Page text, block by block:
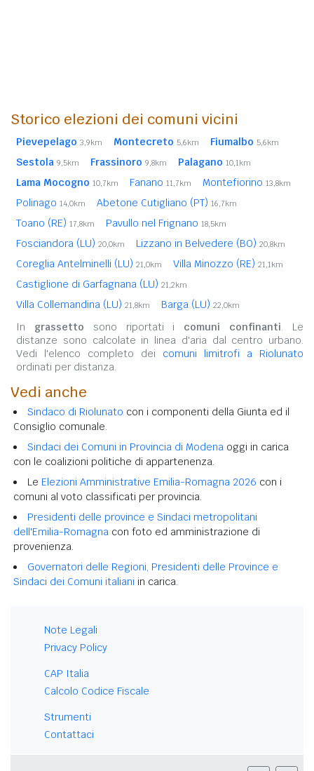
Storico elezioni dei comuni vicini
Pievepelago 3,9km Montecreto 5,6km Fiumalbo 5,6km
Sestola 9,5km Frassinoro 9,8km Palagano 10,1km
Lama Mocogno 10,7km Fanano 11,7km Montefiorino 13,8km
Polinago 14,0km Abetone Cutigliano (PT) 16,7km
Toano (RE) 17,8km Pavullo nel Frignano 18,5km
Fosciandora (LU) 20,0km Lizzano in Belvedere (BO) 20,8km
Coreglia Antelminelli (LU) 21,0km Villa Minozzo (RE) 21,1km
Castiglione di Garfagnana (LU) 21,2km
Villa Collemandina (LU) 21,8km Barga (LU) 22,0km
In grassetto sono riportati i comuni confinanti. Le
distanze sono calcolate in linea d'aria dal centro urbano.
Vedi l'elenco completo dei comuni limitrofi a Riolunato
ordinati per distanza.
Vedi anche
Sindaco di Riolunato con i componenti della Giunta ed il
Consiglio comunale.
Sindaci dei Comuni in Provincia di Modena oggi in carica
con le coalizioni politiche di appartenenza.
Le Elezioni Amministrative Emilia-Romagna 2026 con i
comuni al voto classificati per provincia.
Presidenti delle province e Sindaci metropolitani
dell'Emilia-Romagna con foto ed amministrazione di
provenienza.
Governatori delle Regioni, Presidenti delle Province e
Sindaci dei Comuni italiani in carica.
Note Legali
Privacy Policy
CAP Italia
Calcolo Codice Fiscale
Strumenti
Contattaci